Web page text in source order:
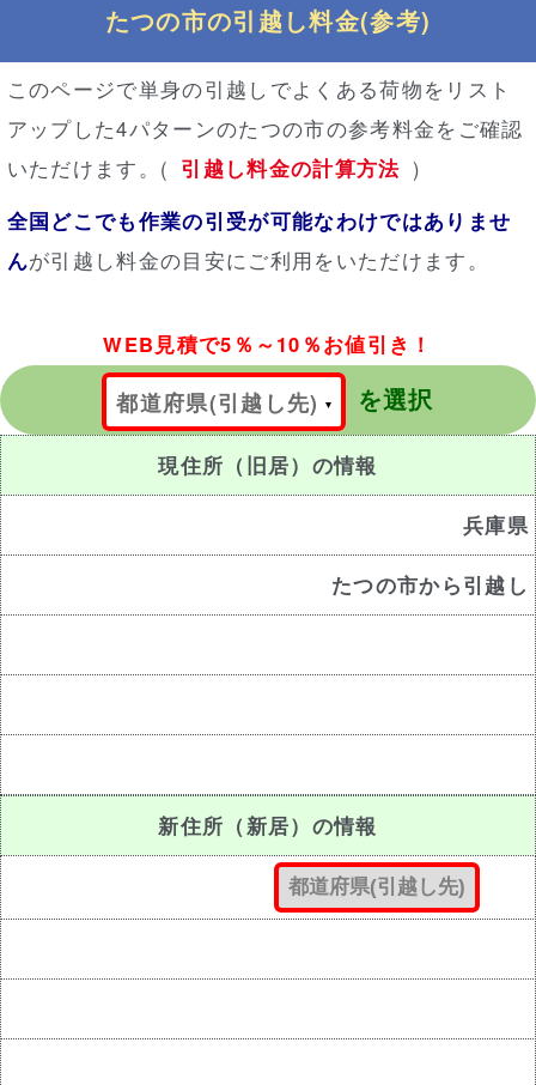
たつの市の引越し料金(参考)
このページで単身の引越しでよくある荷物をリスト
アップした4パターンのたつの市の参考料金をご確認
いただけます。( 引越し料金の計算方法 )
全国どこでも作業の引受が可能なわけではありませ
んが引越し料金の目安にご利用をいただけます。
WEB見積で5％～10％お値引き！
都道府県(引越し先) を選択
現住所（旧居）の情報
兵庫県
たつの市から引越し
新住所（新居）の情報